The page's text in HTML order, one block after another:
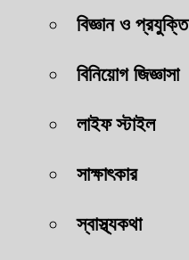
বিজ্ঞান ও প্রযুক্তি
বিনিয়োগ জিজ্ঞাসা
লাইফ স্টাইল
সাক্ষাৎকার
স্বাস্থ্যকথা